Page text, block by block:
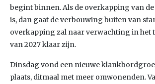
begint binnen. Als de overkapping van
is, dan gaat de verbouwing buiten van
overkapping zal naar verwachting in het
van 2027 klaar zijn.
Dinsdag vond een nieuwe
plaats, ditmaal met meer omwonenden.